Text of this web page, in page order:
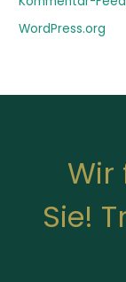
WordPress.org
Wir
Sie!